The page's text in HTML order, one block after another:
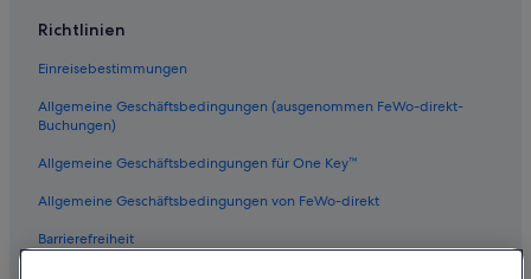
Richtlinien
Einreisebestimmungen
Allgemeine Geschäftsbedingungen (ausgenommen FeWo-direkt-
Buchungen)
Allgemeine Geschäftsbedingungen für One Key™
Allgemeine Geschäftsbedingungen von FeWo-direkt
Barrierefreiheit